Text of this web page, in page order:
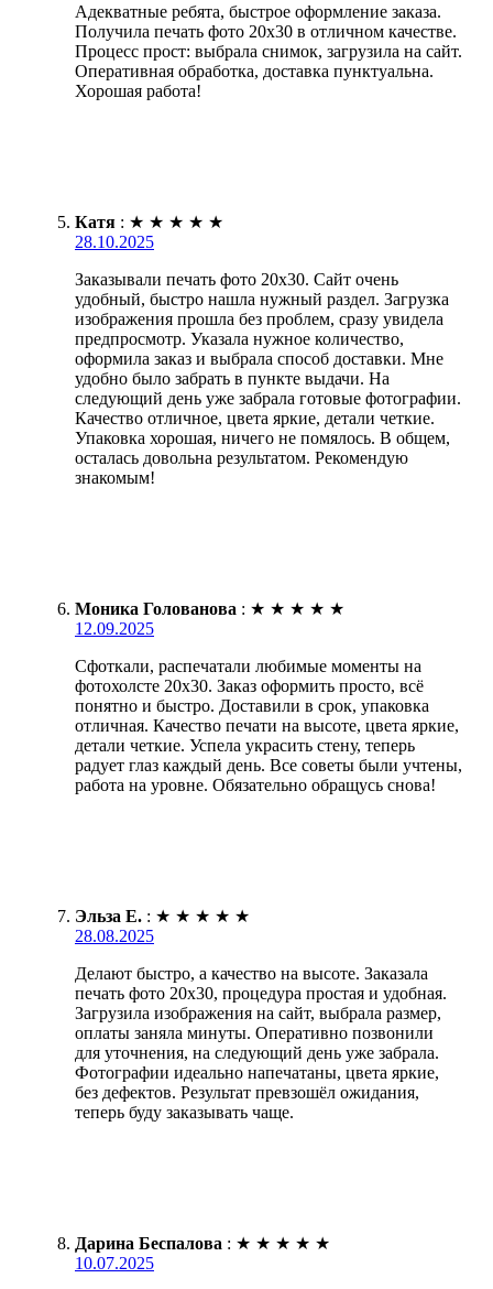
Адекватные ребята, быстрое оформление заказа.
Получила печать фото 20х30 в отличном качестве.
Процесс прост: выбрала снимок, загрузила на сайт.
Оперативная обработка, доставка пунктуальна.
Хорошая работа!
Катя : ★ ★ ★ ★ ★
28.10.2025
Заказывали печать фото 20х30. Сайт очень
удобный, быстро нашла нужный раздел. Загрузка
изображения прошла без проблем, сразу увидела
предпросмотр. Указала нужное количество,
оформила заказ и выбрала способ доставки. Мне
удобно было забрать в пункте выдачи. На
следующий день уже забрала готовые фотографии.
Качество отличное, цвета яркие, детали четкие.
Упаковка хорошая, ничего не помялось. В общем,
осталась довольна результатом. Рекомендую
знакомым!
Моника Голованова : ★ ★ ★ ★ ★
12.09.2025
Сфоткали, распечатали любимые моменты на
фотохолсте 20х30. Заказ оформить просто, всё
понятно и быстро. Доставили в срок, упаковка
отличная. Качество печати на высоте, цвета яркие,
детали четкие. Успела украсить стену, теперь
радует глаз каждый день. Все советы были учтены,
работа на уровне. Обязательно обращусь снова!
Эльза Е. : ★ ★ ★ ★ ★
28.08.2025
Делают быстро, а качество на высоте. Заказала
печать фото 20х30, процедура простая и удобная.
Загрузила изображения на сайт, выбрала размер,
оплаты заняла минуты. Оперативно позвонили
для уточнения, на следующий день уже забрала.
Фотографии идеально напечатаны, цвета яркие,
без дефектов. Результат превзошёл ожидания,
теперь буду заказывать чаще.
Дарина Беспалова : ★ ★ ★ ★ ★
10.07.2025